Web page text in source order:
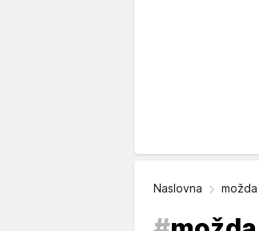
Naslovna